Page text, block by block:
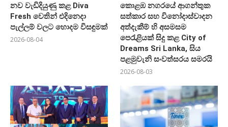
නව වැඩිදියුණු කළ Diva
Fresh වෙතින් එදිනෙදා
පැල්ලම් වලට හොදම විසඳුමක්
2026-08-04
කොළඹ නගරයේ ආගන්තුක
සත්කාර සහ විනෝදාස්වාදන
අත්දැකීම් හි අසමසම
පෙරැළියක් සිදු කළ City of
Dreams Sri Lanka, සිය
පළමුවැනි සංවත්සරය සමරයි
2026-08-03